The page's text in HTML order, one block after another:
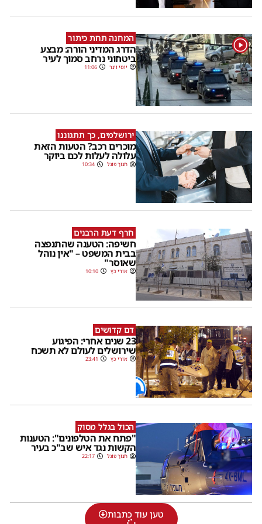
1 המחנה תחת כיתור
הדרג המדיני הורה: מבצע
ביטחוני נרחב סמוך לעיר
יוסי וינר 11:06
ירושלמים, כך תתגוננו
מוכרים רכב? הטעות הזאת
עלולה לעלות לכם ביוקר
חנוך פוגל 10:34
חרף דעת הרבנים
חשיפה: הטענה שהתנפצה
בבית המשפט – "אין נוהל
שאוסר"
אורי כץ 10:10
דם קדושים
23 שנים אחרי: הפיגוע
שירושלים לעולם לא תשכח
אורי כץ 23:41
הכול בגלל מסוק
"פתח את הטלפונים": הטענות
הקשות נגד איש שב"כ בעיר
חנוך פוגל 22:17
טען עוד כתבות